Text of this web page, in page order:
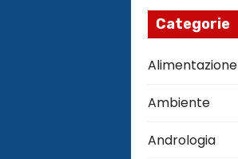
Categorie
Alimentazione
Ambiente
Andrologia